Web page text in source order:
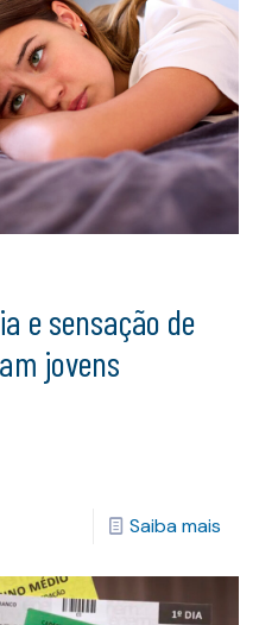
e sensação de
jovens
Saiba mais